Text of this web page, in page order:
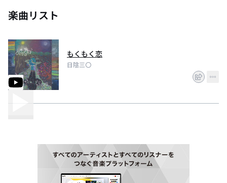
楽曲リスト
もくもく恋
日陰三〇